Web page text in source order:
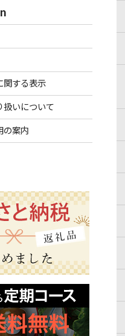
関する表示
扱いについて
の案内